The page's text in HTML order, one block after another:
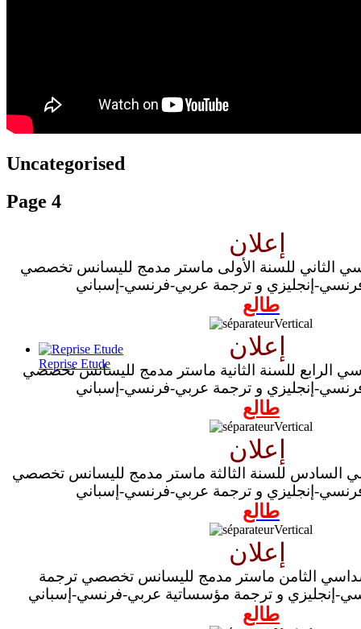
Reprise Etude
Uncategorised
Page 4
الثاني للسنة الأولى ماستر مدمج لليسانس تخصصي
إنجليزي و ترجمة عربي-فرنسي-إسباني
طالع
الرابع للسنة الثانية ماستر مدمج لليسانس تخصصي
إنجليزي و ترجمة عربي-فرنسي-إسباني
طالع
السادس للسنة الثالثة ماستر مدمج لليسانس تخصصي
إنجليزي و ترجمة عربي-فرنسي-إسباني
طالع
الثامن ماستر مدمج لليسانس تخصصي ترجمة
إنجليزي و ترجمة مؤسساتية عربي-فرنسي-إسباني
طالع